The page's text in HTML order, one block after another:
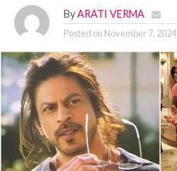
By ARATI VERMA
Posted on November 7, 2024